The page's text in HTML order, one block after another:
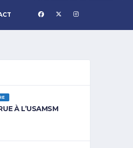
À L’USAMSM